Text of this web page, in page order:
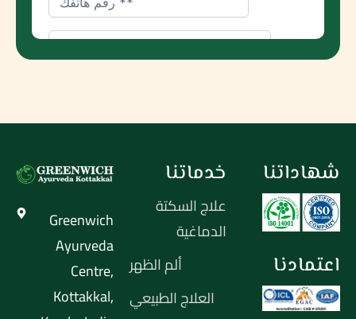
خدماتنا
علاج السكتة
الدماغية
ألم الظهر
العلاج الطبيعي
شهاداتنا
اعتمادنا
Greenwich
Ayurveda
Centre,
Kottakkal,